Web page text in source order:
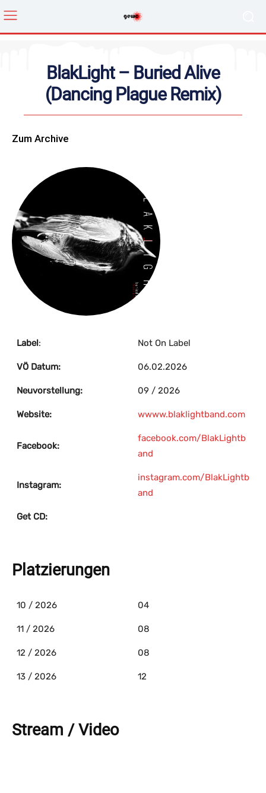
BlakLight – Buried Alive
(Dancing Plague Remix)
Zum Archive
Label: Not On Label
VÖ Datum: 06.02.2026
Neuvorstellung: 09 / 2026
Website: wwww.blaklightband.com
Facebook:
facebook.com/BlakLightb
and
Instagram:
instagram.com/BlakLightb
and
Get CD:
Platzierungen
10 / 2026 04
11 / 2026 08
12 / 2026 08
13 / 2026 12
Stream / Video